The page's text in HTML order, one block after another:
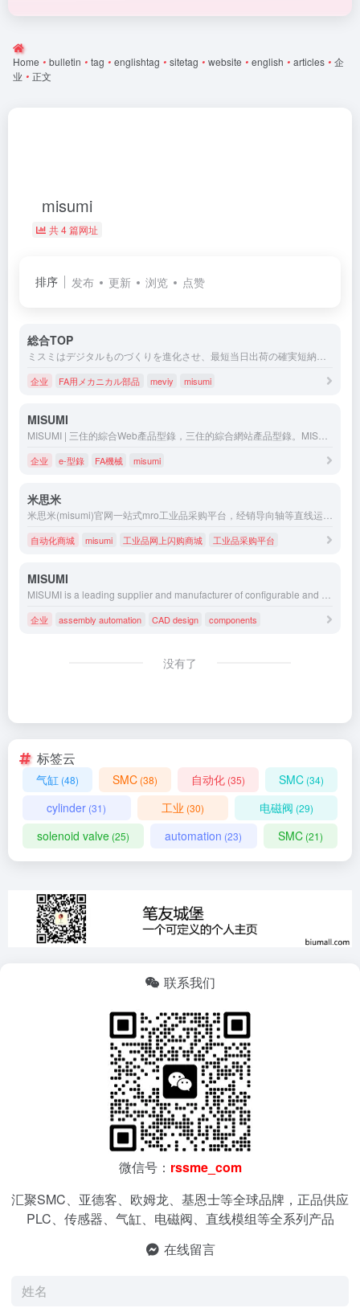
Home • bulletin • tag • englishtag • sitetag • website • english • articles • 企
业 • 正文
misumi
共 4 篇网址
排序 发布 更新 浏览 点赞
総合TOP
企业 FA用メカニカル部品 meviy misumi
MISUMI
企业 e-型錄 FA機械 misumi
米思米
自动化商城 misumi 工业品网上闪购商城 工业品采购平台
MISUMI
企业 assembly automation CAD design components
没有了
标签云
气缸 (48) SMC (38) 自动化 (35) SMC (34)
cylinder (31) 工业 (30) 电磁阀 (29)
solenoid valve (25) automation (23) SMC(21)
联系我们
微信号： rssme_com
汇聚SMC、亚德客、欧姆龙、基恩士等全球品牌，正品供应
PLC、传感器、气缸、电磁阀、直线模组等全系列产品
在线留言